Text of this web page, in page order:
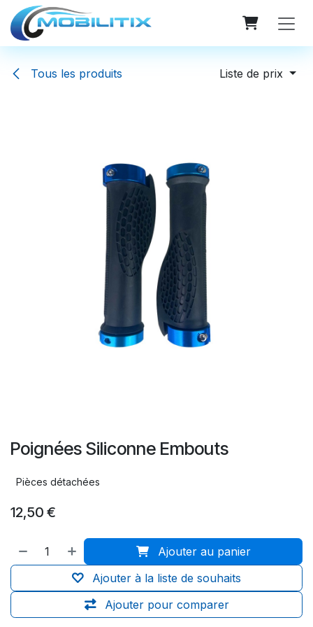
Se rendre au contenu
Tous les produits Liste de prix
Poignées Siliconne Embouts
Pièces détachées
12,50 €
Ajouter au panier
Ajouter pour comparer
Ajouter à la liste de souhaits